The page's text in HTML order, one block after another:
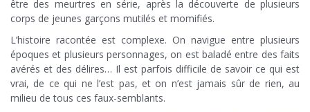
être des meurtres en série, après la découverte de plusieurs
corps de jeunes garçons mutilés et momifiés.
L’histoire racontée est complexe. On navigue entre plusieurs
époques et plusieurs personnages, on est baladé entre des faits
avérés et des délires… Il est parfois difficile de savoir ce qui est
vrai, de ce qui ne l’est pas, et on n’est jamais sûr de rien, au
milieu de tous ces faux-semblants.